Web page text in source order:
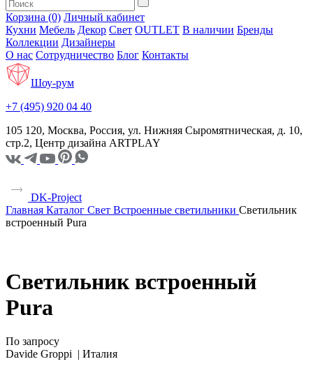
Корзина (0) Личный кабинет
Кухни Мебель Декор Свет OUTLET В наличии Бренды
Коллекции Дизайнеры
О нас Сотрудничество Блог Контакты
Шоу-рум
+7 (495) 920 04 40
105 120, Москва, Россия, ул. Нижняя Сыромятническая, д. 10,
стр.2, Центр дизайна ARTPLAY
DK-Project
Главная Каталог Свет Встроенные светильники Светильник
встроенный Pura
Светильник встроенный
Pura
По запросу
Davide Groppi | Италия